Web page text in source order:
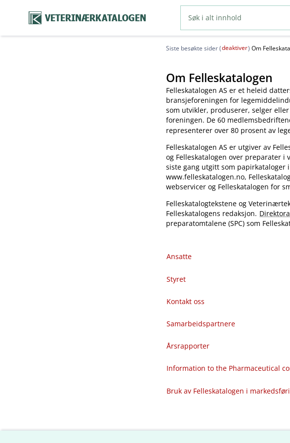
VETERINÆRKATALOGEN
Siste besøkte sider (deaktiver) Om
Om Felleskatalogen
Felleskatalogen AS er et heleid
bransjeforeningen for
som utvikler, produserer, selger
foreningen. De 60
representerer over 80 prosent av
Felleskatalogen AS er utgiver av
og Felleskatalogen over preparater
siste gang utgitt som papirkataloger
www.felleskatalogen.no,
webservicer og Felleskatalogen for
Felleskatalogtekstene og
Felleskatalogens redaksjon.
preparatomtalene (SPC) som
Ansatte
Styret
Kontakt oss
Samarbeidspartnere
Årsrapporter
Information to the Pharmaceutical
Bruk av Felleskatalogen i